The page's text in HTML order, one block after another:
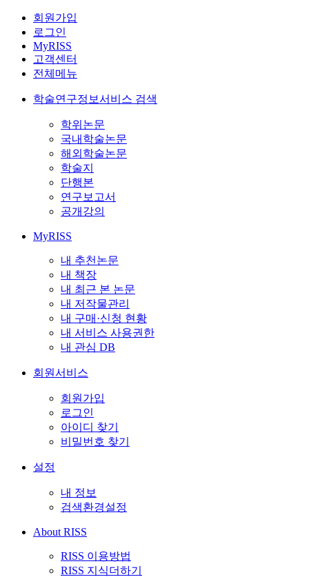
회원가입
로그인
MyRISS
고객센터
전체메뉴
학술연구정보서비스 검색
학위논문
국내학술논문
해외학술논문
학술지
단행본
연구보고서
공개강의
MyRISS
내 추천논문
내 책장
내 최근 본 논문
내 저작물관리
내 구매·신청 현황
내 서비스 사용권한
내 관심 DB
회원서비스
회원가입
로그인
아이디 찾기
비밀번호 찾기
설정
내 정보
검색환경설정
About RISS
RISS 이용방법
RISS 지식더하기